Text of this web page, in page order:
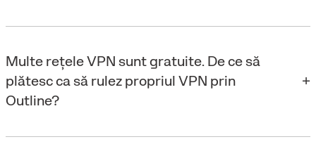
Multe rețele VPN sunt gratuite. De ce să
plătesc ca să rulez propriul VPN prin
Outline?